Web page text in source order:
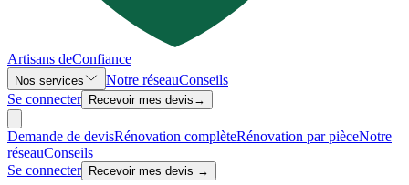
Artisans deConfiance
Nos services Notre réseauConseils
Se connecter
Recevoir mes devis →
Demande de devisRénovation complèteRénovation par pièceNotre
réseauConseils
Se connecter
Recevoir mes devis →